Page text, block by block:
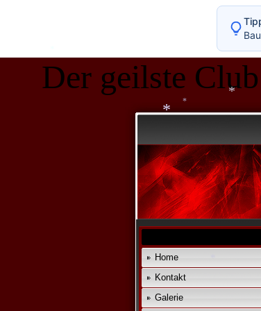
Der geilste
Home
Kontakt
Galerie
*
*
*
*